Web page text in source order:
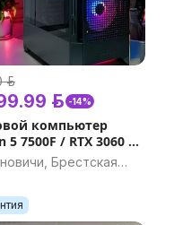
р.
р. -14%
компьютер
5 7500F / RTX 3060 /
16GB, 32GB / SSD
Гарантия на
ПК
Брестская